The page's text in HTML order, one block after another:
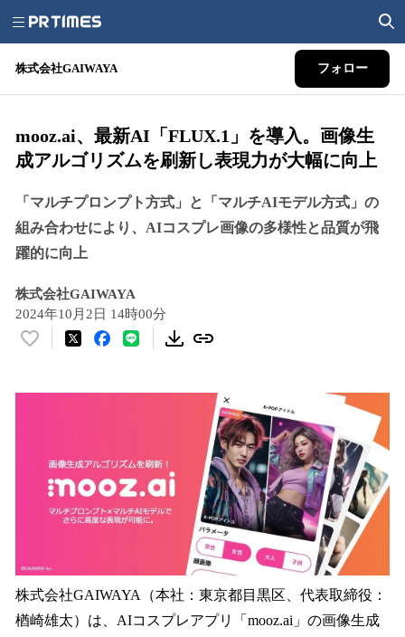
株式会社GAIWAYA フォロー
mooz.ai、最新AI「FLUX.1」を導入。画像生
成アルゴリズムを刷新し表現力が大幅に向上
「マルチプロンプト方式」と「マルチAIモデル方式」の
組み合わせにより、AIコスプレ画像の多様性と品質が飛
躍的に向上
株式会社GAIWAYA
2024年10月2日 14時00分
い
す
株式会社GAIWAYA（本社：東京都目黒区、代表取締役：
楢崎雄太）は、AIコスプレアプリ「mooz.ai」の画像生成